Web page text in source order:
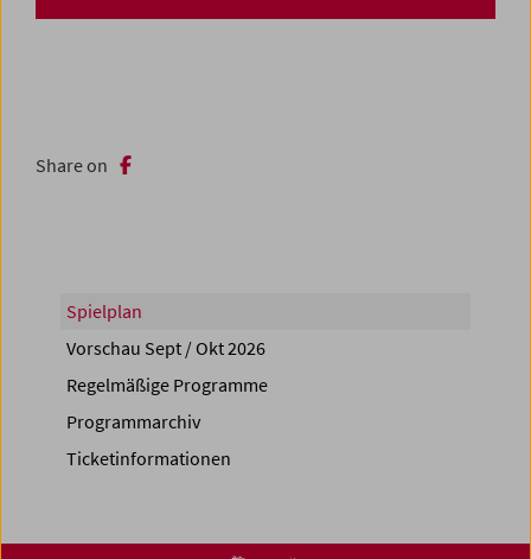
Share on
Spielplan
Vorschau Sept / Okt 2026
Regelmäßige Programme
Programmarchiv
Ticketinformationen